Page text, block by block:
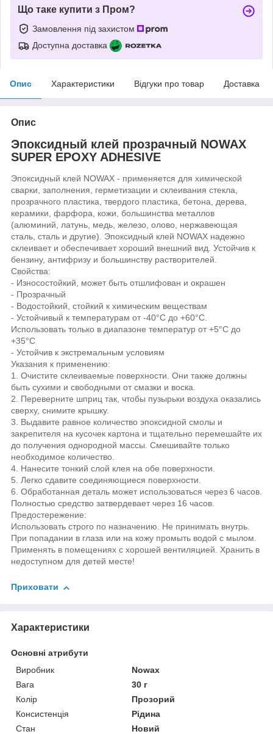
Що таке купити з Пром?
Замовлення під захистом
Доступна доставка
Опис Характеристики Відгуки про товар Доставка
Опис
Эпоксидный клей прозрачный NOWAX
SUPER EPOXY ADHESIVE
Эпоксидный клей NOWAX - применяется для химической
сварки, заполнения, герметизации и склеивания стекла,
прозрачного пластика, твердого пластика, бетона, дерева,
керамики, фарфора, кожи, большинства металлов
(алюминий, латунь, медь, железо, олово, нержавеющая
сталь, сталь и другие). Эпоксидный клей NOWAX надежно
склеивает и обеспечивает хороший внешний вид. Устойчив к
бензину, антифризу и большинству растворителей.
Свойства:
- Износостойкий, может быть отшлифован и окрашен
- Прозрачный
- Водостойкий, стойкий к химическим веществам
- Устойчивый к температурам от -40°С до +60°С.
Использовать только в диапазоне температур от +5°С до
+35°С
- Устойчив к экстремальным условиям
Указания к применению:
1. Очистите склеиваемые поверхности. Они также должны
быть сухими и свободными от смазки и воска.
2. Переверните шприц так, чтобы пузырьки воздуха оказались
сверху, снимите крышку.
3. Выдавите равное количество эпоксидной смолы и
закрепителя на кусочек картона и тщательно перемешайте их
до получения однородной массы. Смешивайте только
необходимое количество.
4. Нанесите тонкий слой клея на обе поверхности.
5. Легко сдавите соединяющиеся поверхности.
6. Обработанная деталь может использоваться через 6 часов.
Полностью средство затвердевает через 16 часов.
Предостережение:
Использовать строго по назначению. Не принимать внутрь.
При попадании в глаза или на кожу промыть водой с мылом.
Применять в помещениях с хорошей вентиляцией. Хранить в
недоступном для детей месте!
Приховати
Характеристики
Основні атрибути
Виробник
Nowax
Вага
30 г
Колір
Прозорий
Консистенція
Рідина
Стан
Новий